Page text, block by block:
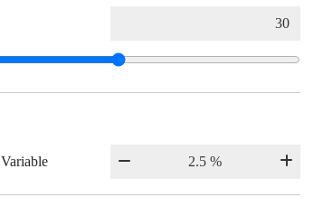
Variable